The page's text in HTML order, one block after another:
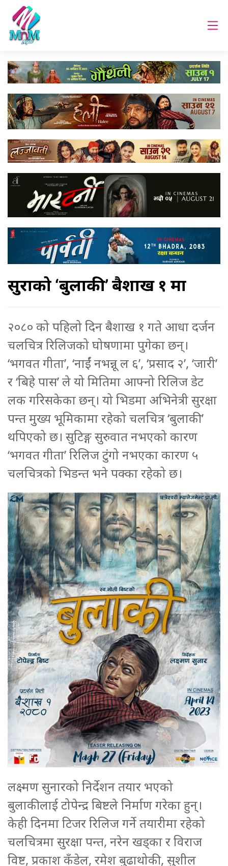
सुरक्षाको ‘बुलाकी’ बैशाख १ मा
२०८० को पहिलो दिन बैशाख १ गते आधा दर्जन
चलचित्र रिलिजको घोषणामा पुगेका छन्।
‘भगवत गीता’, ‘नाईं नभन्नू ल ६’, ‘प्रसाद २’, ‘जारी’
र ‘बिहे पास’ ले यो मितिमा आफ्नो रिलिज डेट
लक गरिसकेका छन्। यो भिडमा अभिनेत्री सुरक्षा
पन्त मुख्य भूमिकामा रहेको चलचित्र ‘बुलाकी’
थपिएको छ। सुटिङ्ग सुरुवात नभएको कारण
‘भगवत गीता’ रिलिज टुंगो नभएका कारण ५
चलचित्रको भिडन्त भने पक्का रहेको छ।
लक्ष्मण सुनारको निर्देशन तयार भएको
बुलाकीलाई टोपेन्द्र बिष्टले निर्माण गरेका हुन्।
केही दिनमा टिजर रिलिज गर्ने तयारीमा रहेको
चलचित्रमा सुरक्षा पन्त, नरेन खड्का र विराज
विष्ट, प्रकाश कँडेल, रमेश बुढाथोकी, सुशील